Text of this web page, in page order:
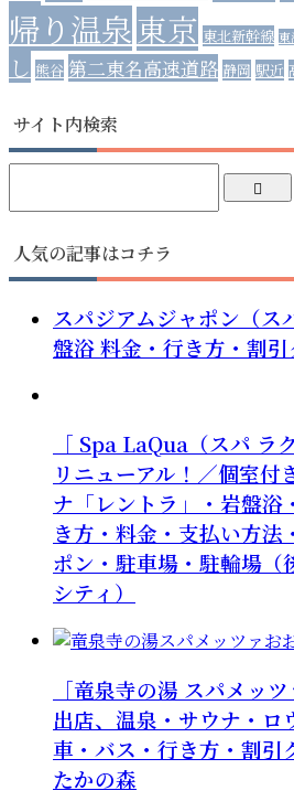
帰り温泉東京 東北新幹線 東
し 熊谷 第二東名高速道路 静岡 駅近
サイト内検索
人気の記事はコチラ
スパジアムジャポン（ス
盤浴 料金・行き方・割
［ Spa LaQua（スパ ラ
リニューアル！／個室付
ナ「レントラ」・岩盤浴
き方・料金・支払い方法
ポン・駐車場・駐輪場（
シティ）
［竜泉寺の湯 スパメッ
出店、温泉・サウナ・ロ
車・バス・行き方・割引
たかの森